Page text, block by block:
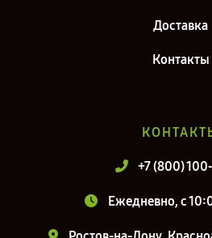
Доставка
Контакты
+7 (800)
Ежедневно, с